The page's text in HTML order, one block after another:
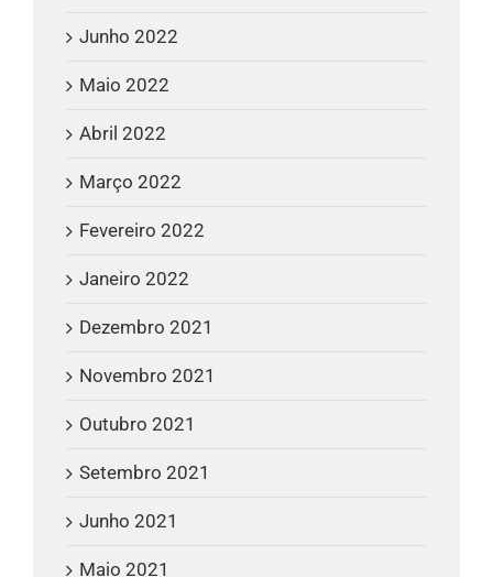
Junho 2022
Maio 2022
Abril 2022
Março 2022
Fevereiro 2022
Janeiro 2022
Dezembro 2021
Novembro 2021
Outubro 2021
Setembro 2021
Junho 2021
Maio 2021